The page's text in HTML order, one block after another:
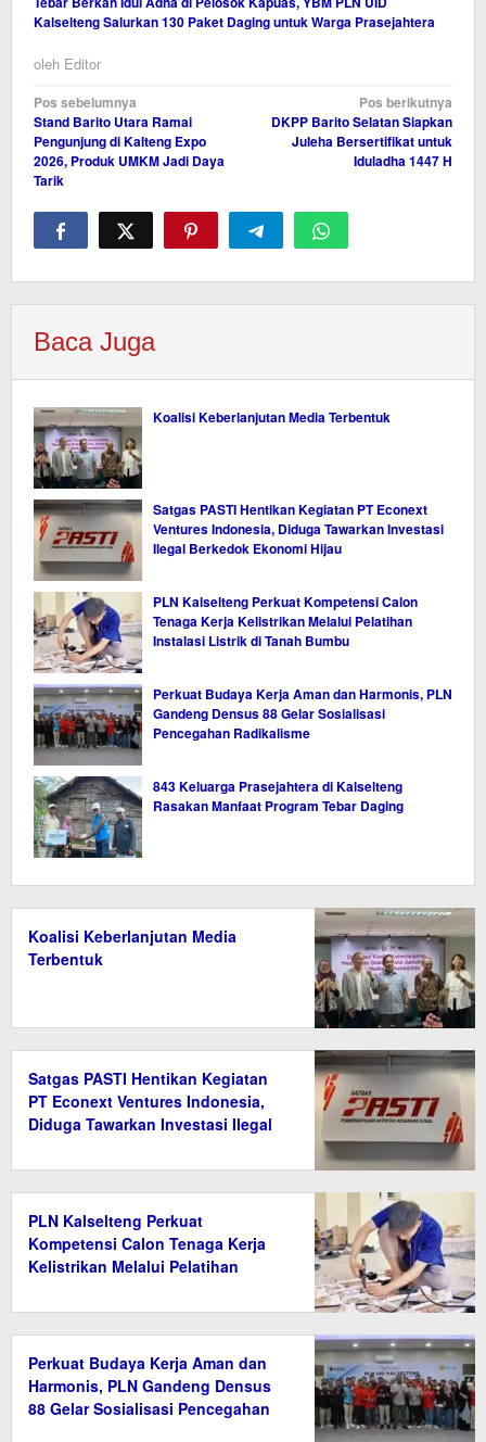
Kalselteng Salurkan 130 Paket Daging untuk Warga Prasejahtera
oleh Editor
Navigasi
pos
Pos sebelumnya
Stand Barito Utara Ramai
Pengunjung di Kalteng Expo
2026, Produk UMKM Jadi Daya
Tarik
Pos berikutnya
DKPP Barito Selatan Siapkan
Juleha Bersertifikat untuk
Iduladha 1447 H
Baca Juga
Koalisi Keberlanjutan Media Terbentuk
Satgas PASTI Hentikan Kegiatan PT Econext
Ventures Indonesia, Diduga Tawarkan Investasi
Ilegal Berkedok Ekonomi Hijau
PLN Kalselteng Perkuat Kompetensi Calon
Tenaga Kerja Kelistrikan Melalui Pelatihan
Instalasi Listrik di Tanah Bumbu
Perkuat Budaya Kerja Aman dan Harmonis, PLN
Gandeng Densus 88 Gelar Sosialisasi
Pencegahan Radikalisme
843 Keluarga Prasejahtera di Kalselteng
Rasakan Manfaat Program Tebar Daging
Koalisi Keberlanjutan Media
Terbentuk
Satgas PASTI Hentikan Kegiatan
PT Econext Ventures Indonesia,
Diduga Tawarkan Investasi Ilegal
PLN Kalselteng Perkuat
Kompetensi Calon Tenaga Kerja
Kelistrikan Melalui Pelatihan
Perkuat Budaya Kerja Aman dan
Harmonis, PLN Gandeng Densus
88 Gelar Sosialisasi Pencegahan